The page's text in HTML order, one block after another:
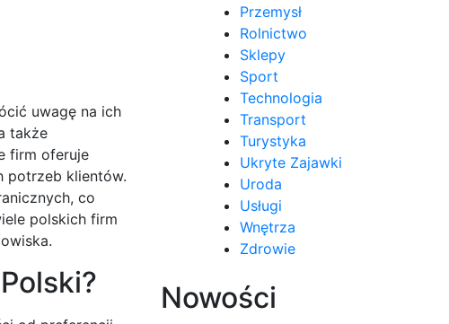
uwagę na ich
także
firm oferuje
potrzeb klientów.
co
polskich firm
Przemysł
Rolnictwo
Sklepy
Sport
Technologia
Transport
Turystyka
Ukryte Zajawki
Uroda
Usługi
Wnętrza
Zdrowie
Nowości